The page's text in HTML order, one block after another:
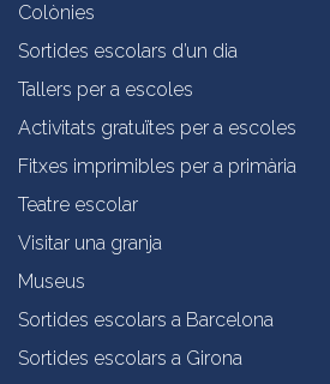
Colònies
Sortides escolars d’un dia
Tallers per a escoles
Activitats gratuïtes per a escoles
Fitxes imprimibles per a primària
Teatre escolar
Visitar una granja
Museus
Sortides escolars a Barcelona
Sortides escolars a Girona